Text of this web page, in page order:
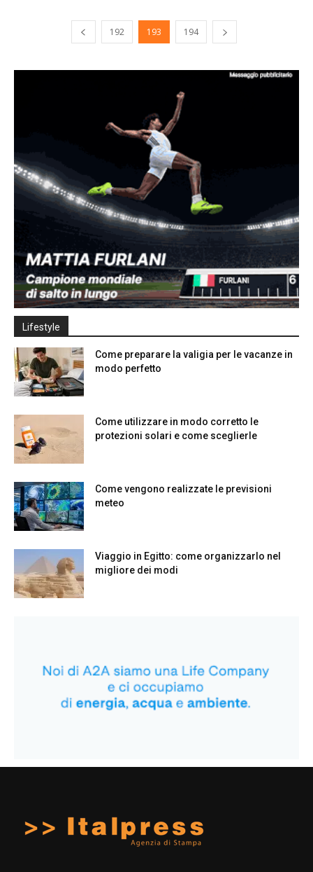
192 193 194
Lifestyle
Come preparare la valigia per le vacanze in
modo perfetto
Come utilizzare in modo corretto le
protezioni solari e come sceglierle
Come vengono realizzate le previsioni
meteo
Viaggio in Egitto: come organizzarlo nel
migliore dei modi